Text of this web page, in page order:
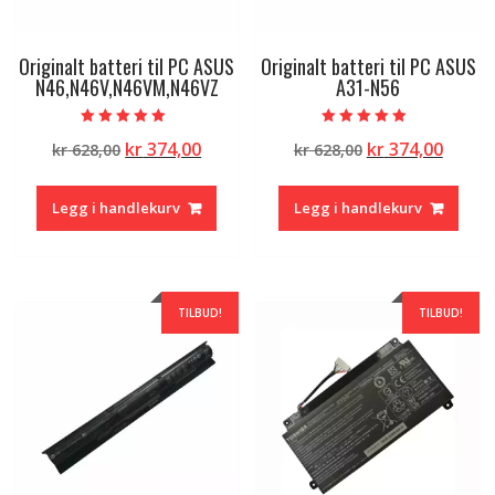
Originalt batteri til PC ASUS
N46,N46V,N46VM,N46VZ
5.00
av 5
kr628,00 Opprinnelig
var:
kr 628,00.
kr374,00Nåværende
kr 374,00.
Legg i handlekurv
Originalt batteri til PC ASUS
A31-N56
5.00
av 5
kr628,00 Opprinnelig
var:
kr 628,00.
kr374,00
kr
Legg i handlekurv
TILBUD! TILBUD!